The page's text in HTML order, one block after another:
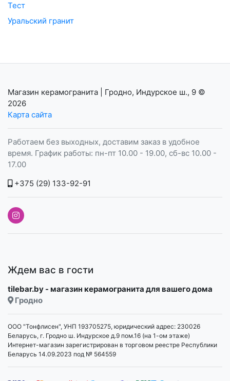
Тест
Уральский гранит
Магазин керамогранита | Гродно, Индурское ш., 9 ©
2026
Карта сайта
Работаем без выходных, доставим заказ в удобное
время. График работы: пн-пт 10.00 - 19.00, сб-вс 10.00 -
17.00
+375 (29) 133-92-91
Ждем вас в гости
tilebar.by - магазин керамогранита для вашего дома
Гродно
ООО "Тонфлисен", УНП 193705275, юридический адрес: 230026
Беларусь, г. Гродно ш. Индурское д.9 пом.16 (на 1-ом этаже)
Интернет-магазин зарегистрирован в торговом реестре Республики
Беларусь 14.09.2023 под № 564559